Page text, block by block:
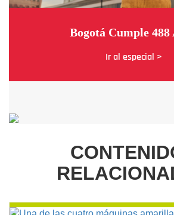
Bogotá Cumple 488
Ir al especial >